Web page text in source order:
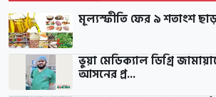
মূল্যস্ফীতি ফের ৯ শতাংশ
ভুয়া মেডিক্যাল ডিগ্রি
আসনের প্র...